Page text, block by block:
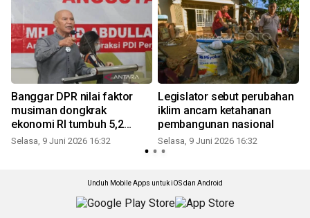
Banggar DPR nilai faktor
musiman dongkrak
ekonomi RI tumbuh 5,2
persen
Selasa, 9 Juni 2026 16:32
Legislator sebut perubahan
iklim ancam ketahanan
pembangunan nasional
Selasa, 9 Juni 2026 16:32
Unduh Mobile Apps untuk iOS dan Android